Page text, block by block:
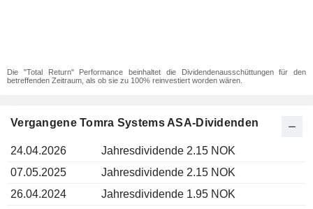
Die "Total Return" Performance beinhaltet die Dividendenausschüttungen für den
betreffenden Zeitraum, als ob sie zu 100% reinvestiert worden wären.
Vergangene Tomra Systems ASA-Dividenden
24.04.2026
Jahresdividende 2.15 NOK
07.05.2025
Jahresdividende 2.15 NOK
26.04.2024
Jahresdividende 1.95 NOK